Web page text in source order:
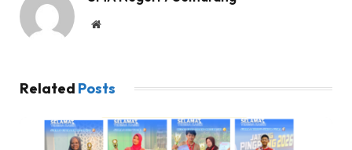
Website
Related Posts